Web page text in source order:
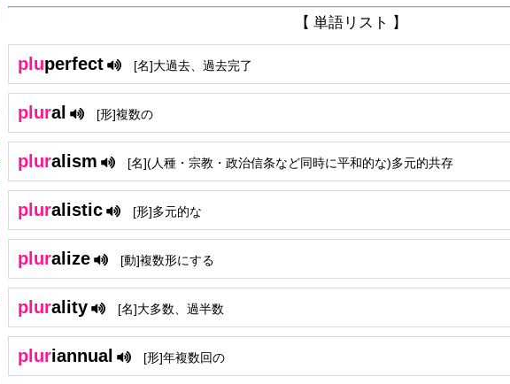
【 単語リスト 】
pluperfect [名]大過去、過去完了
plural [形]複数の
pluralism [名](人種・宗教・政治信条など同時に平和的な)多元的共存
pluralistic [形]多元的な
pluralize [動]複数形にする
plurality [名]大多数、過半数
pluriannual [形]年複数回の